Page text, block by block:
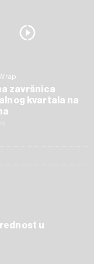
završnica
kvartala na
u